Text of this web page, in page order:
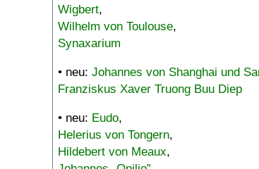
Wigbert,
Wilhelm von Toulouse,
Synaxarium
• neu: Johannes von Shanghai und
Franziskus Xaver Truong Buu Diep
• neu: Eudo,
Helerius von Tongern,
Hildebert von Meaux,